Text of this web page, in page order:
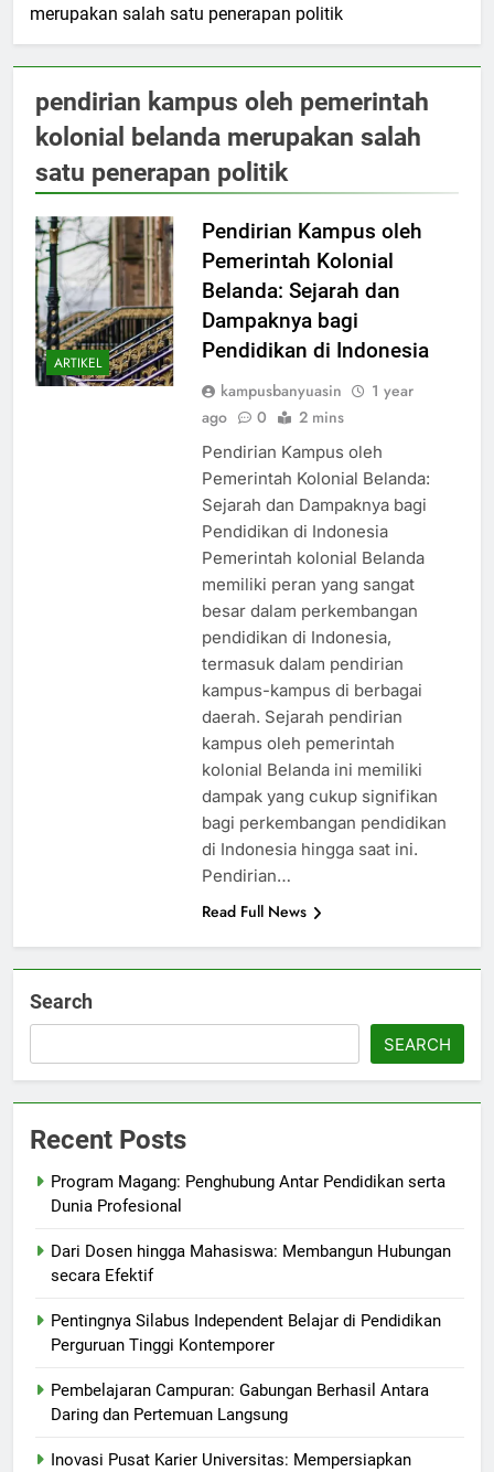
merupakan salah satu penerapan politik
pendirian kampus oleh pemerintah
kolonial belanda merupakan salah
satu penerapan politik
ARTIKEL
Pendirian Kampus oleh
Pemerintah Kolonial
Belanda: Sejarah dan
Dampaknya bagi
Pendidikan di Indonesia
kampusbanyuasin
1 year
ago
0 2 mins
Pendirian Kampus oleh
Pemerintah Kolonial Belanda:
Sejarah dan Dampaknya bagi
Pendidikan di Indonesia
Pemerintah kolonial Belanda
memiliki peran yang sangat
besar dalam perkembangan
pendidikan di Indonesia,
termasuk dalam pendirian
kampus-kampus di berbagai
daerah. Sejarah pendirian
kampus oleh pemerintah
kolonial Belanda ini memiliki
dampak yang cukup signifikan
bagi perkembangan pendidikan
di Indonesia hingga saat ini.
Pendirian…
Read Full News
Search
SEARCH
Recent Posts
Program Magang: Penghubung Antar Pendidikan serta
Dunia Profesional
Dari Dosen hingga Mahasiswa: Membangun Hubungan
secara Efektif
Pentingnya Silabus Independent Belajar di Pendidikan
Perguruan Tinggi Kontemporer
Pembelajaran Campuran: Gabungan Berhasil Antara
Daring dan Pertemuan Langsung
Inovasi Pusat Karier Universitas: Mempersiapkan